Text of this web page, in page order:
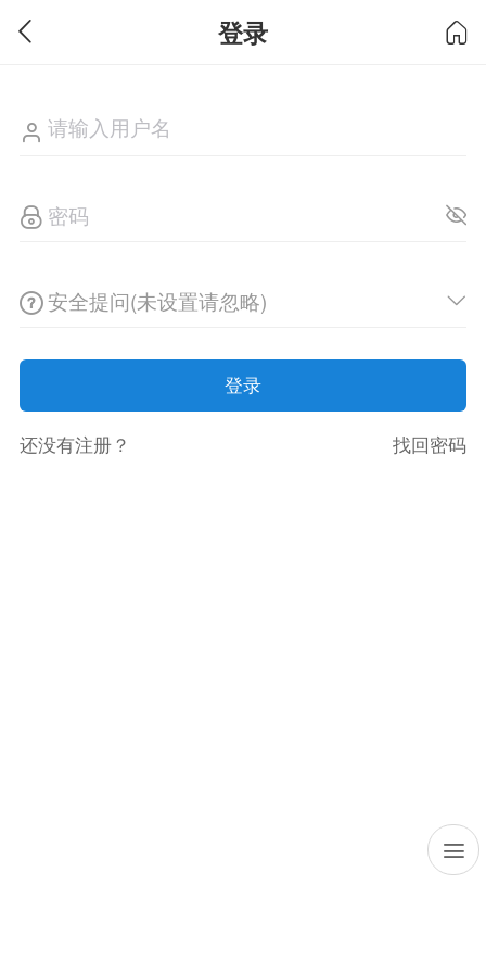
登录
安全提问(未设置请忽略)
登录
还没有注册？ 找回密码